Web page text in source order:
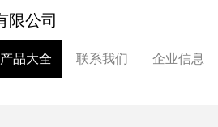
限公司
产品大全 联系我们 企业信息